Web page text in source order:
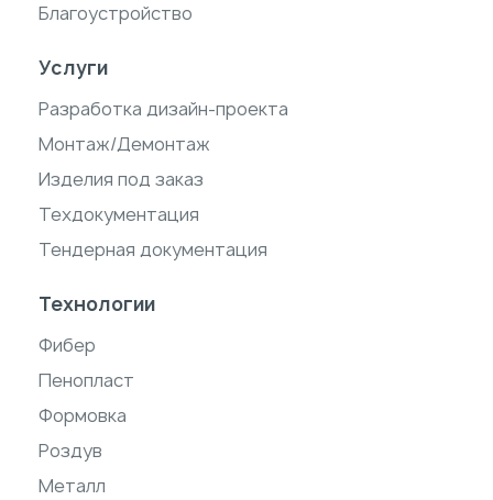
Благоустройство
Услуги
Разработка дизайн-проекта
Монтаж/Демонтаж
Изделия под заказ
Техдокументация
Тендерная документация
Технологии
Фибер
Пенопласт
Формовка
Роздув
Металл